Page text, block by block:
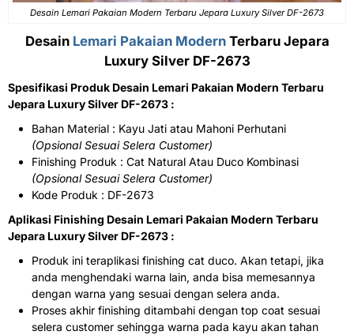
Desain Lemari Pakaian Modern Terbaru Jepara Luxury Silver DF-2673
Desain Lemari Pakaian ModernTerbaru Jepara
Luxury Silver DF-2673
Spesifikasi Produk Desain Lemari Pakaian Modern Terbaru
Jepara Luxury Silver DF-2673 :
Bahan Material : Kayu Jati atau Mahoni Perhutani
(Opsional Sesuai Selera Customer)
Finishing Produk : Cat Natural Atau Duco Kombinasi
(Opsional Sesuai Selera Customer)
Kode Produk : DF-2673
Aplikasi Finishing Desain Lemari Pakaian Modern Terbaru
Jepara Luxury Silver DF-2673 :
Produk ini teraplikasi finishing cat duco. Akan tetapi, jika
anda menghendaki warna lain, anda bisa memesannya
dengan warna yang sesuai dengan selera anda.
Proses akhir finishing ditambahi dengan top coat sesuai
selera customer sehingga warna pada kayu akan tahan